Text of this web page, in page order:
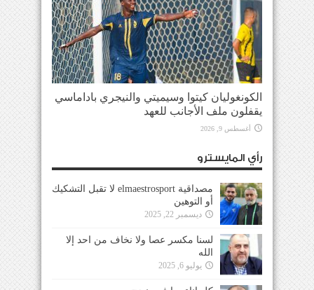
الكونغوليان كيتوا وسيميتي والنيجري باداماسي
يقفلون ملف الأجانب للعهد
أغسطس 9, 2026
رأي المايسترو
مصداقية elmaestrosport لا تقبل التشكيك
أو التوهين
ديسمبر 22, 2025
لسنا مكسر عصا ولا نخاف من احد إلا
الله
يوليو 6, 2025